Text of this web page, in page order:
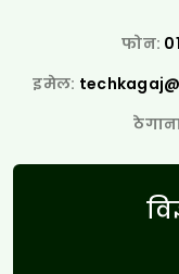
फोन:
इमेल: